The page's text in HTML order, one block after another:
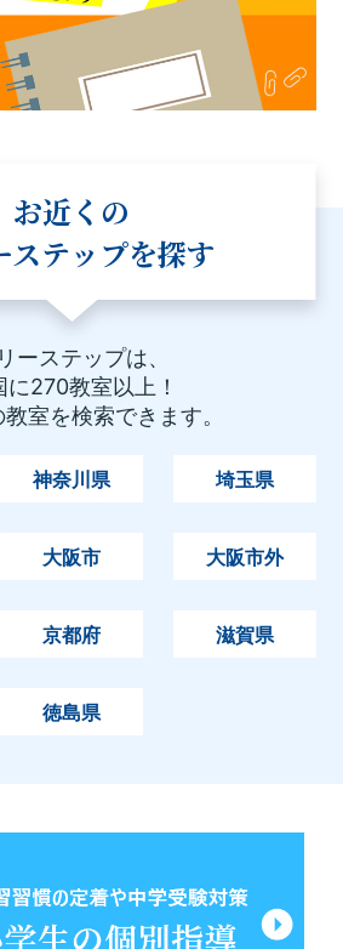
お近くの
ステップを探す
ーステップは、
に270教室以上！
室を検索できます。
神奈川県 埼玉県
大阪市 大阪市外
京都府 滋賀県
徳島県